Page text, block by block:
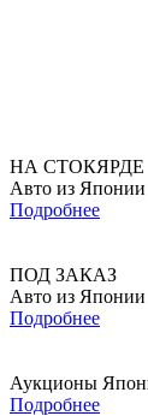
НА СТОКЯРДЕ
Авто из Японии
Подробнее
ПОД ЗАКАЗ
Авто из Японии
Подробнее
Аукционы
Подробнее